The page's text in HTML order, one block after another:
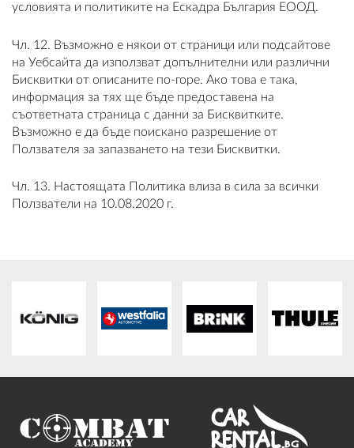
условията и политиките на Ескадра България ЕООД.
Чл. 12. Възможно е някои от страници или подсайтове
на Уебсайта да използват допълнителни или различни
Бисквитки от описаните по-горе. Ако това е така,
информация за тях ще бъде предоставена на
съответната страница с данни за Бисквитките.
Възможно е да бъде поискано разрешение от
Ползвателя за запазването на тези Бисквитки.
Чл. 13. Настоящата Политика влиза в сила за всички
Ползватели на 10.08.2020 г.